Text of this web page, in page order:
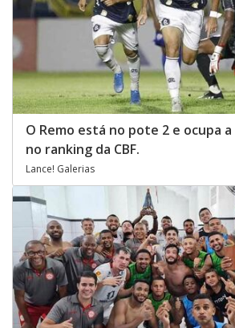
O Remo está no pote 2 e ocupa a
no ranking da CBF.
Lance! Galerias